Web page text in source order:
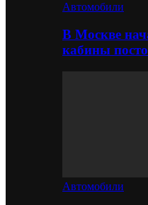
Автомобили
В Москве
кабины
Автомобили